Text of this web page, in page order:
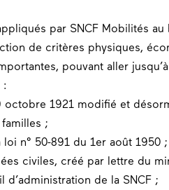
par SNCF Mobilités au
de critères physiques,
pouvant aller
:
1921 modifié et
;
n° 50-891 du 1er août 1950 ;
civiles, créé par lettre du
de la SNCF ;